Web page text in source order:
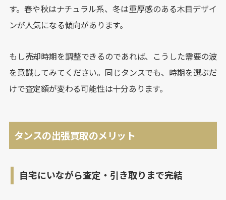
す。春や秋はナチュラル系、冬は重厚感のある木目デザイ
ンが人気になる傾向があります。
もし売却時期を調整できるのであれば、こうした需要の波
を意識してみてください。同じタンスでも、時期を選ぶだ
けで査定額が変わる可能性は十分あります。
タンスの出張買取のメリット
自宅にいながら査定・引き取りまで完結